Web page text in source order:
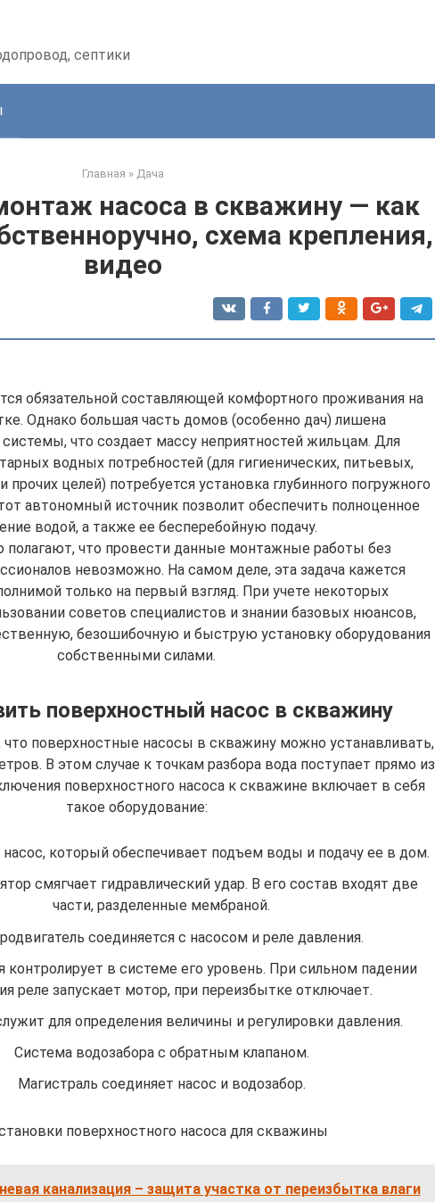
септики
Главная » Дача
насоса в скважину — как
схема крепления,
видео
обязательной составляющей комфортного проживания на
Однако большая часть домов (особенно дач) лишена
системы, что создает массу неприятностей жильцам. Для
водных потребностей (для гигиенических, питьевых,
целей) потребуется установка глубинного погружного
автономный источник позволит обеспечить полноценное
водой, а также ее бесперебойную подачу.
полагают, что провести данные монтажные работы без
невозможно. На самом деле, эта задача кажется
только на первый взгляд. При учете некоторых
советов специалистов и знании базовых нюансов,
безошибочную и быструю установку оборудования
собственными силами.
поверхностный насос в скважину
что поверхностные насосы в скважину можно устанавливать,
В этом случае к точкам разбора вода поступает прямо из
поверхностного насоса к скважине включает в себя
такое оборудование:
который обеспечивает подъем воды и подачу ее в дом.
смягчает гидравлический удар. В его состав входят две
части, разделенные мембраной.
соединяется с насосом и реле давления.
контролирует в системе его уровень. При сильном падении
реле запускает мотор, при переизбытке отключает.
для определения величины и регулировки давления.
Система водозабора с обратным клапаном.
Магистраль соединяет насос и водозабор.
поверхностного насоса для скважины
канализация – защита участка от переизбытка влаги